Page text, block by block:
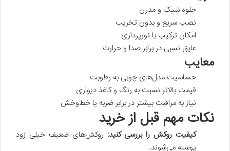
جلوه شیک و مدرن
نصب سریع و بدون تخریب
امکان ترکیب با نورپردازی
عایق نسبی در برابر صدا و حرارت
معایب
حساسیت مدل‌های چوبی به رطوبت
قیمت بالاتر نسبت به رنگ و کاغذ دیواری
نیاز به مراقبت بیشتر در برابر ضربه یا خط‌وخش
نکات مهم قبل از خرید
کیفیت روکش را بررسی کنید: روکش‌های ضعیف خیلی زود
پوسته می‌شوند.